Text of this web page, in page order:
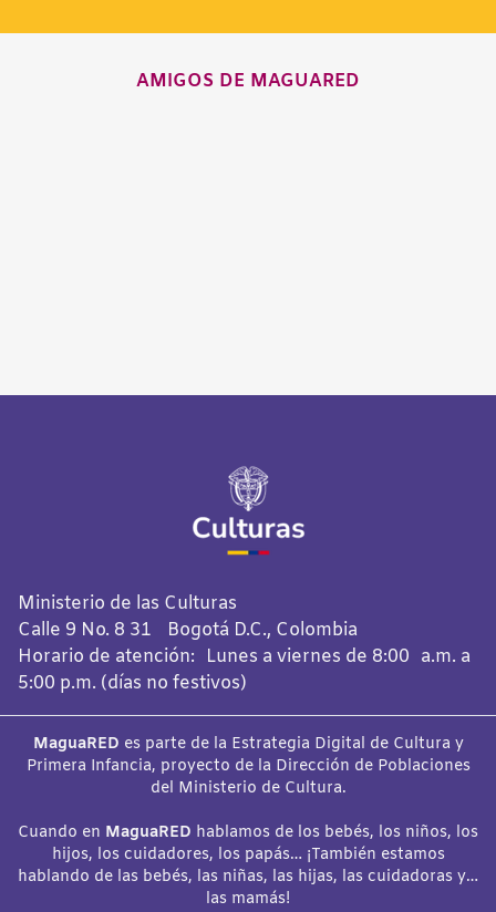
AMIGOS DE MAGUARED
Ministerio de las Culturas
Calle 9 No. 8 31 Bogotá D.C., Colombia
Horario de atención: Lunes a viernes de 8:00 a.m. a
5:00 p.m. (días no festivos)
MaguaRED es parte de la Estrategia Digital de Cultura y
Primera Infancia, proyecto de la Dirección de Poblaciones
del Ministerio de Cultura.
Cuando en MaguaRED hablamos de los bebés, los niños, los
hijos, los cuidadores, los papás… ¡También estamos
hablando de las bebés, las niñas, las hijas, las cuidadoras y…
las mamás!